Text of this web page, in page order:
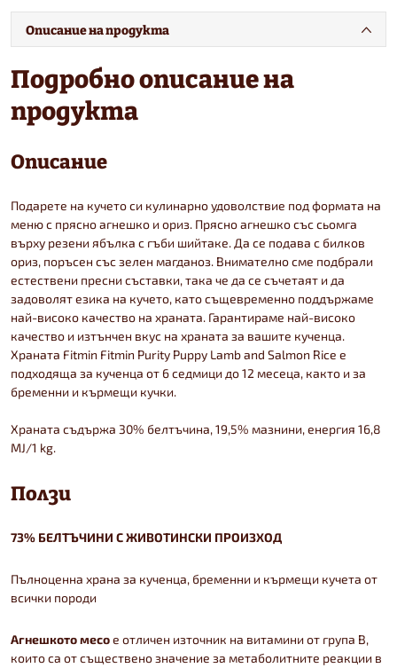
Описание на продукта
Подробно описание на
продукта
Описание
Подарете на кучето си кулинарно удоволствие под формата на
меню с прясно агнешко и ориз. Прясно агнешко със сьомга
върху резени ябълка с гъби шийтаке. Да се подава с билков
ориз, поръсен със зелен магданоз. Внимателно сме подбрали
естествени пресни съставки, така че да се съчетаят и да
задоволят езика на кучето, като същевременно поддържаме
най-високо качество на храната. Гарантираме най-високо
качество и изтънчен вкус на храната за вашите кученца.
Храната Fitmin Fitmin Purity Puppy Lamb and Salmon Rice е
подходяща за кученца от 6 седмици до 12 месеца, както и за
бременни и кърмещи кучки.
Храната съдържа 30% белтъчина, 19,5% мазнини, енергия 16,8
MJ/1 kg.
Ползи
73% БЕЛТЪЧИНИ С ЖИВОТИНСКИ ПРОИЗХОД
Пълноценна храна за кученца, бременни и кърмещи кучета от
всички породи
Агнешкото месое отличен източник на витамини от група В,
които са от съществено значение за метаболитните реакции в